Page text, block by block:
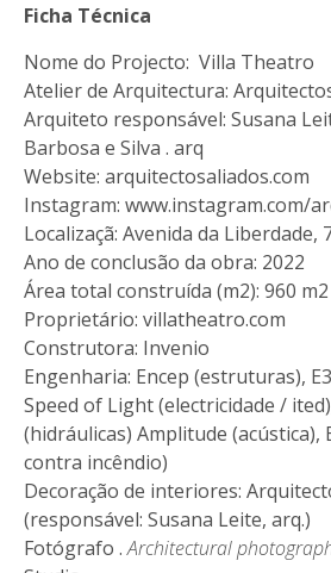
Ficha Técnica
Nome do Projecto: Villa Theatro
Atelier de Arquitectura:
Arquiteto responsável: Susana
Barbosa e Silva . arq
Website: arquitectosaliados.com
Instagram: www.instagram.com/
Localizaçã: Avenida da Liberdade,
Ano de conclusão da obra: 2022
Área total construída (m2): 960 m2
Proprietário: villatheatro.com
Construtora: Invenio
Engenharia: Encep (estruturas),
Speed of Light (electricidade /
(hidráulicas) Amplitude (acústica),
contra incêndio)
Decoração de interiores:
(responsável: Susana Leite, arq.)
Fotógrafo .Architectural